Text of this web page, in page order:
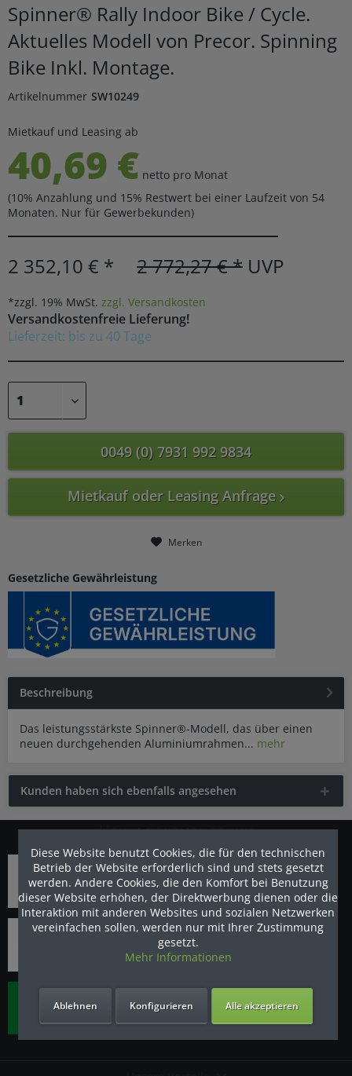
Spinner® Rally Indoor Bike / Cycle.
Aktuelles Modell von Precor. Spinning
Bike Inkl. Montage.
Artikelnummer SW10249
Mietkauf und Leasing ab
40,69 € netto pro Monat
(10% Anzahlung und 15% Restwert bei einer Laufzeit von 54
Monaten. Nur für Gewerbekunden)
2 352,10 € * 2 772,27 € * UVP
*zzgl. 19% MwSt. zzgl. Versandkosten
Versandkostenfreie Lieferung!
Lieferzeit: bis zu 40 Tage
0049 (0) 7931 992 9834
Mietkauf oder Leasing Anfrage
Merken
Gesetzliche Gewährleistung
Beschreibung
Das leistungsstärkste Spinner®-Modell, das über einen
neuen durchgehenden Aluminiumrahmen... mehr
Kunden haben sich ebenfalls angesehen
Наши рекомендации
Diese Website benutzt Cookies, die für den technischen
Betrieb der Website erforderlich sind und stets gesetzt
werden. Andere Cookies, die den Komfort bei Benutzung
dieser Website erhöhen, der Direktwerbung dienen oder die
Interaktion mit anderen Websites und sozialen Netzwerken
vereinfachen sollen, werden nur mit Ihrer Zustimmung
gesetzt.
Mehr Informationen
Ablehnen Alle akzeptieren
Konfigurieren